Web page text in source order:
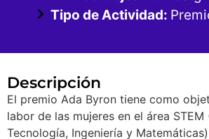
Tipo de Actividad:
Descripción
El premio Ada Byron tiene como
labor de las mujeres en el área STEM
Tecnología, Ingeniería y